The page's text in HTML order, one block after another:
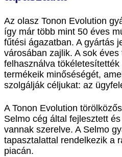
Az olasz Tonon Evolution
így már több mint 50 éves
fűtési ágazatban. A gyártás
városában zajlik. A sok
felhasználva
termékeik minőséségét,
szolgálják céljukat: az
A Tonon Evolution
Selmo cég által fejlesztett
vannak szerelve. A Selmo
tapasztalattal rendelkezik a
piacán.